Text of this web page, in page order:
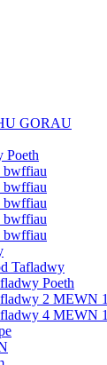
GORAU
Poeth
bwffiau
bwffiau
bwffiau
bwffiau
bwffiau
Tafladwy
Poeth
2 MEWN 1
4 MEWN 1